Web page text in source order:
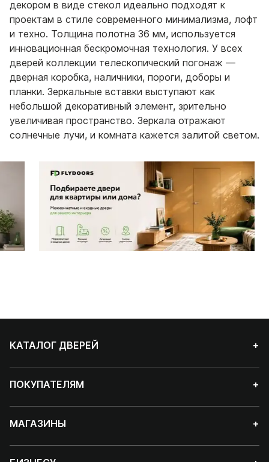
декором в виде стекол идеально подходят к
проектам в стиле современного минимализма, лофт
и техно. Толщина полотна 36 мм, используется
инновационная бескромочная технология. У всех
дверей коллекции телескопический погонаж —
дверная коробка, наличники, пороги, доборы и
планки. Зеркальные вставки выступают как
небольшой декоративный элемент, зрительно
увеличивая пространство. Зеркала отражают
солнечные лучи, и комната кажется залитой светом.
КАТАЛОГ ДВЕРЕЙ +
ПОКУПАТЕЛЯМ +
МАГАЗИНЫ +